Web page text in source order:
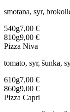
smotana, syr,
540g7,00 €
810g9,00 €
Pizza Niva
tomato, syr, šunka,
610g7,00 €
860g9,00 €
Pizza Capri